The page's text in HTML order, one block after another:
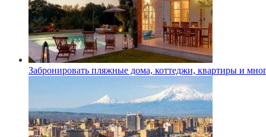
Забронировать пляжные дома, коттеджи, квартиры и